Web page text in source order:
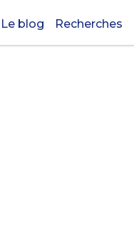
Le blog Recherches